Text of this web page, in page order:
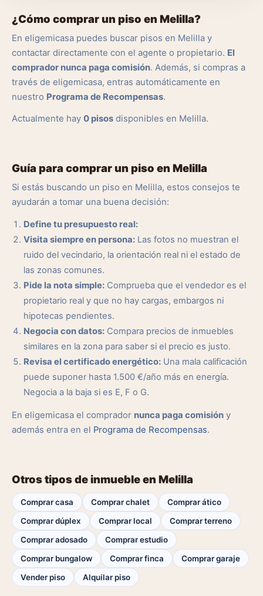
¿Cómo comprar un piso en Melilla?
En eligemicasa puedes buscar pisos en Melilla y
contactar directamente con el agente o propietario. El
comprador nunca paga comisión. Además, si compras a
través de eligemicasa, entras automáticamente en
nuestro Programa de Recompensas.
Actualmente hay 0 pisos disponibles en Melilla.
Guía para comprar un piso en Melilla
Si estás buscando un piso en Melilla, estos consejos te
ayudarán a tomar una buena decisión:
Define tu presupuesto real:
Visita siempre en persona: Las fotos no muestran el
ruido del vecindario, la orientación real ni el estado de
las zonas comunes.
Pide la nota simple: Comprueba que el vendedor es el
propietario real y que no hay cargas, embargos ni
hipotecas pendientes.
Negocia con datos: Compara precios de inmuebles
similares en la zona para saber si el precio es justo.
Revisa el certificado energético: Una mala calificación
puede suponer hasta 1.500 €/año más en energía.
Negocia a la baja si es E, F o G.
En eligemicasa el comprador nunca paga comisión y
además entra en el Programa de Recompensas.
Otros tipos de inmueble en Melilla
Comprar casa Comprar chalet
Comprar ático
Comprar dúplex
Comprar local
Comprar terreno
Comprar adosado
Comprar estudio
Comprar bungalow
Comprar finca
Comprar garaje
Vender piso
Alquilar piso